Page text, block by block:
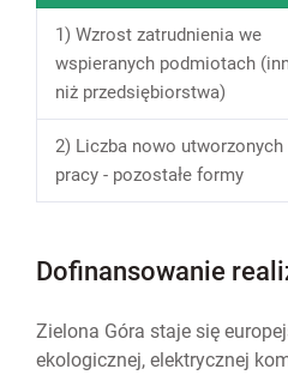
1) Wzrost zatrudnienia we
wspieranych podmiotach
niż przedsiębiorstwa)
2) Liczba nowo
pracy - pozostałe formy
Dofinansowanie
Zielona Góra staje się
ekologicznej, elektrycznej